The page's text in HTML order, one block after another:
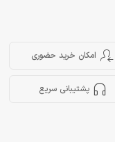
امکان خرید حضوری
پشتیبانی سریع